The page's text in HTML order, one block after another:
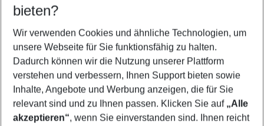
2 Erwachsene Keine Kinder
Mehr Filter anzeigen
bieten?
Wir verwenden Cookies und ähnliche Technologien, um
unsere Webseite für Sie funktionsfähig zu halten.
Dadurch können wir die Nutzung unserer Plattform
verstehen und verbessern, Ihnen Support bieten sowie
Inhalte, Angebote und Werbung anzeigen, die für Sie
relevant sind und zu Ihnen passen. Klicken Sie auf „Alle
akzeptieren“, wenn Sie einverstanden sind. Ihnen reicht